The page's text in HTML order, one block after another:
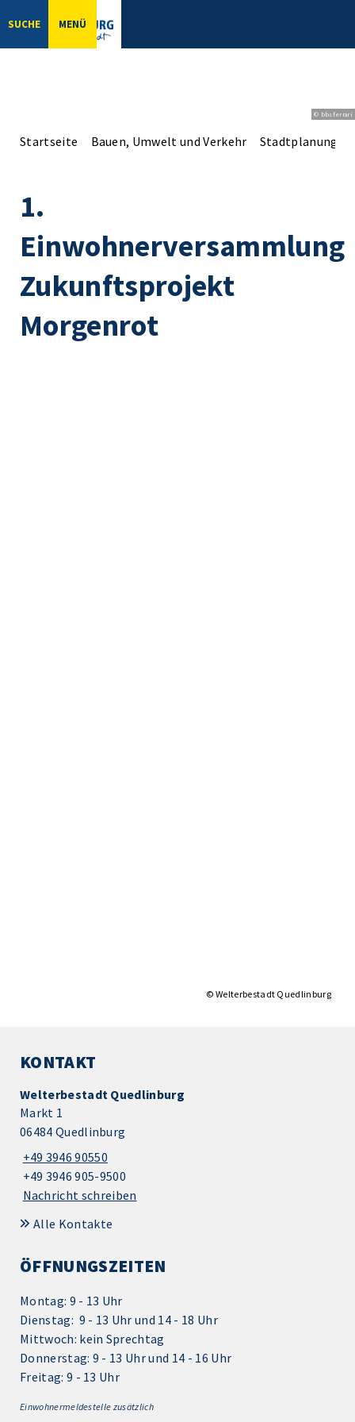
SUCHE MENÜ
© bbsferrari
Startseite Bauen, Umwelt und Verkehr Stadtplanung
1.
Einwohnerversammlung
Zukunftsprojekt
Morgenrot
© Welterbestadt Quedlinburg
KONTAKT
Welterbestadt Quedlinburg
Markt 1
06484 Quedlinburg
+49 3946 90550
+49 3946 905-9500
Nachricht schreiben
Alle Kontakte
ÖFFNUNGSZEITEN
Montag: 9 - 13 Uhr
Dienstag: 9 - 13 Uhr und 14 - 18 Uhr
Mittwoch: kein Sprechtag
Donnerstag: 9 - 13 Uhr und 14 - 16 Uhr
Freitag: 9 - 13 Uhr
Einwohnermeldestelle zusätzlich